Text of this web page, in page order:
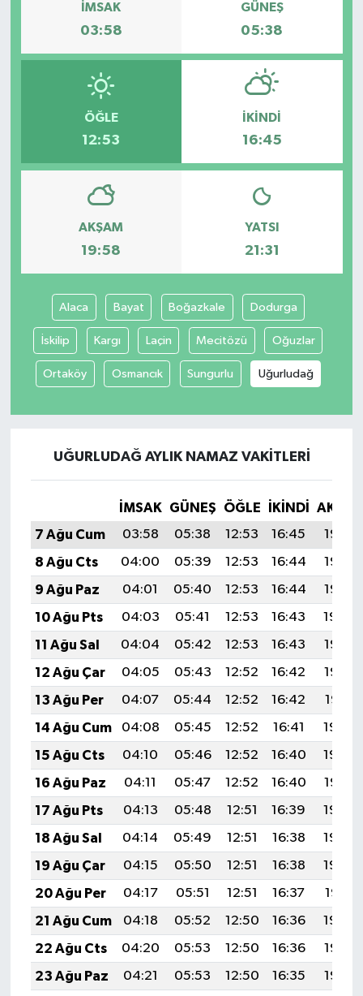
İMSAK
03:58
GÜNEŞ
05:38
ÖĞLE
12:53
İKINDI
16:45
AKŞAM
19:58
YATSI
21:31
Alaca Bayat Boğazkale Dodurga
İskilip Kargı Laçin Mecitözü Oğuzlar
Ortaköy Osmancık Sungurlu Uğurludağ
UĞURLUDAĞ AYLIK NAMAZ VAKITLERI
İMSAK GÜNEŞ ÖĞLE İKINDI
7 Ağu Cum
03:58 05:38 12:53 16:45
19:58
8 Ağu Cts
04:00 05:39 12:53 16:44
19:57
9 Ağu Paz
04:01 05:40 12:53 16:44
19:56
10 Ağu Pts
04:03 05:41 12:53 16:43
19:54
11 Ağu Sal
04:04 05:42 12:53 16:43
19:53
12 Ağu Çar
04:05 05:43 12:52 16:42
19:52
13 Ağu Per
04:07 05:44 12:52 16:42
19:51
14 Ağu Cum
04:08 05:45 12:52 16:41
19:49
15 Ağu Cts
04:10 05:46 12:52 16:40
19:48
16 Ağu Paz
04:11 05:47 12:52 16:40
19:47
17 Ağu Pts
04:13 05:48 12:51 16:39
19:45
18 Ağu Sal
04:14 05:49 12:51 16:38
19:44
19 Ağu Çar
04:15 05:50 12:51 16:38
19:42
20 Ağu Per
04:17 05:51 12:51 16:37
19:41
21 Ağu Cum
04:18 05:52 12:50 16:36
19:39
22 Ağu Cts
04:20 05:53 12:50 16:36
19:38
23 Ağu Paz
04:21 05:53 12:50 16:35
19:36